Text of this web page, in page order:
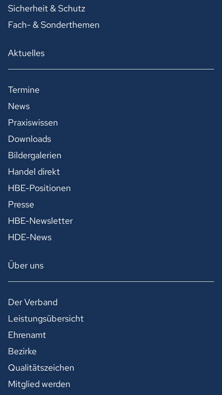
Sicherheit & Schutz
Fach- & Sonderthemen
Aktuelles
Termine
News
Praxiswissen
Downloads
Bildergalerien
Handel direkt
HBE-Positionen
Presse
HBE-Newsletter
HDE-News
Über uns
Der Verband
Leistungsübersicht
Ehrenamt
Bezirke
Qualitätszeichen
Mitglied werden